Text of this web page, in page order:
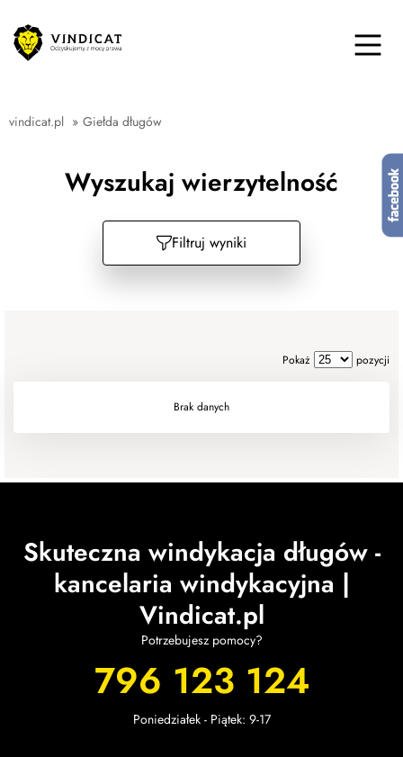
vindicat.pl » Giełda długów
Wyszukaj wierzytelność
Filtruj wyniki
Pokaż pozycji
Brak danych
Skuteczna windykacja długów -
kancelaria windykacyjna |
Vindicat.pl
Potrzebujesz pomocy?
796 123 124
Poniedziałek - Piątek: 9-17